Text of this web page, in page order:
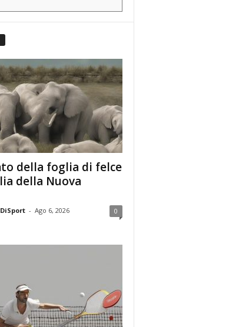
della foglia di felce
della Nuova
- Ago 6, 2026 0